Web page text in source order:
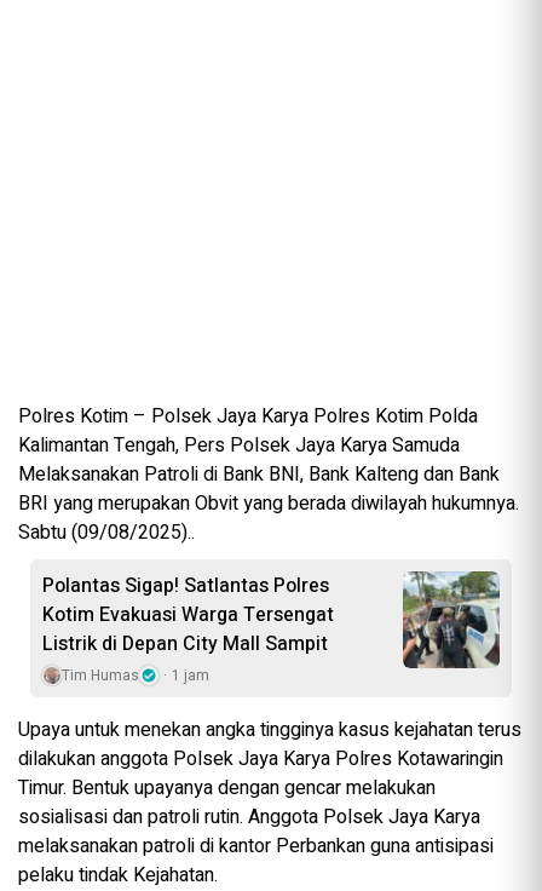
Polres Kotim – Polsek Jaya Karya Polres Kotim Polda
Kalimantan Tengah, Pers Polsek Jaya Karya Samuda
Melaksanakan Patroli di Bank BNI, Bank Kalteng dan Bank
BRI yang merupakan Obvit yang berada diwilayah hukumnya.
Sabtu (09/08/2025)..
Polantas Sigap! Satlantas Polres
Kotim Evakuasi Warga Tersengat
Listrik di Depan City Mall Sampit
Tim Humas 1 jam
Upaya untuk menekan angka tingginya kasus kejahatan terus
dilakukan anggota Polsek Jaya Karya Polres Kotawaringin
Timur. Bentuk upayanya dengan gencar melakukan
sosialisasi dan patroli rutin. Anggota Polsek Jaya Karya
melaksanakan patroli di kantor Perbankan guna antisipasi
pelaku tindak Kejahatan.